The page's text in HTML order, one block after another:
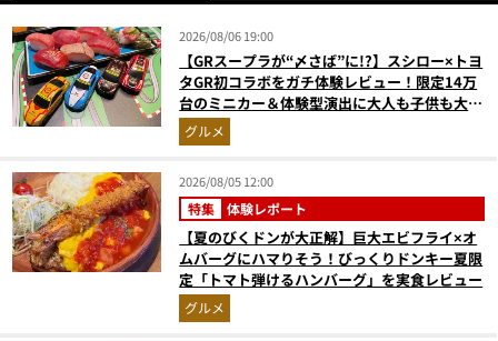
2026/08/06 19:00
【GRスープラが“〆さば”に!?】スシロー×トヨ
タGR初コラボをガチ体験レビュー！限定14万
台のミニカー＆体験型演出に大人も子供も大興
奮間違いなし
グルメ
2026/08/05 12:00
特集 体験レポート
【夏のびくドンが大正解】巨大エビフライ×オ
ムバーグにハマりそう！びっくりドンキー夏限
定「トマト弾けるハンバーグ」を実食レビュー
グルメ